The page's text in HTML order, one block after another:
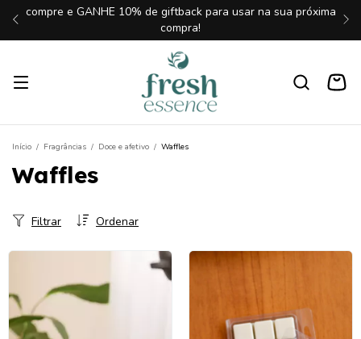
compre e GANHE 10% de giftback para usar na sua próxima
compra!
Início / Fragrâncias / Doce e afetivo / Waffles
Waffles
Ordenar
Filtrar